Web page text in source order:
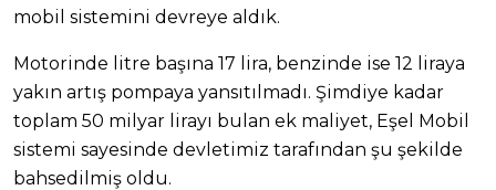
mobil sistemini devreye aldık.
Motorinde litre başına 17 lira, benzinde ise 12 liraya
yakın artış pompaya yansıtılmadı. Şimdiye kadar
toplam 50 milyar lirayı bulan ek maliyet, Eşel Mobil
sistemi sayesinde devletimiz tarafından şu şekilde
bahsedilmiş oldu.